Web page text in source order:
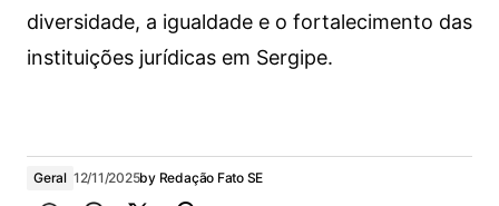
diversidade, a igualdade e o fortalecimento das
instituições jurídicas em Sergipe.
Geral 12/11/2025by Redação Fato SE